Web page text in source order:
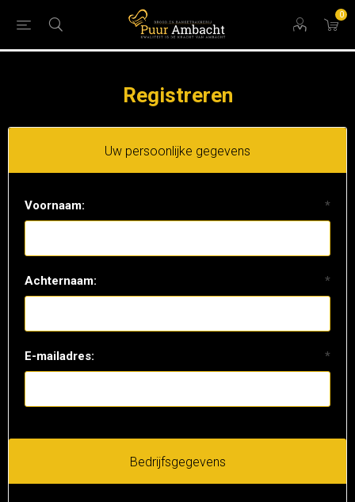
0
Registreren
Uw persoonlijke gegevens
Voornaam: *
Achternaam: *
E-mailadres: *
Bedrijfsgegevens